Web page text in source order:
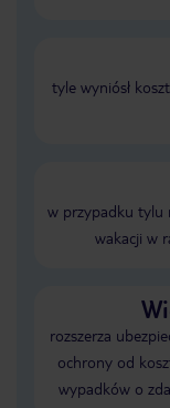
tyle wyniósł
w przypadku tylu
wakacji w
rozszerza
ochrony od
wypadków o